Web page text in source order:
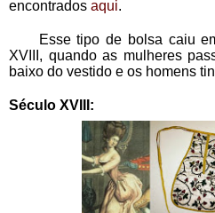
encontrados aqui.
XVIII, quando as mulheres
baixo do vestido e os homens
Século XVIII: